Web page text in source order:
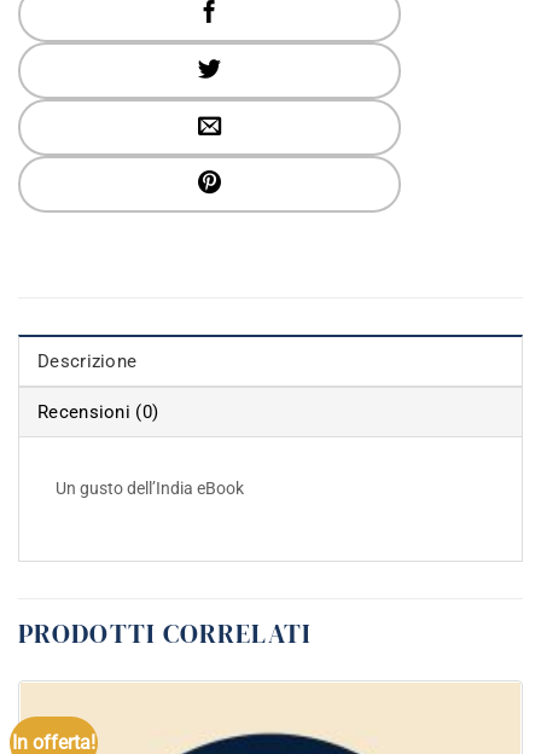
Descrizione
Recensioni (0)
Un gusto dell’India eBook
PRODOTTI CORRELATI
In offerta!